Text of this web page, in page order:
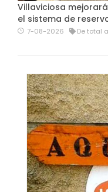
Villaviciosa
el sistema de
7-08-2026 De total